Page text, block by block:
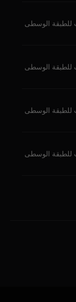
للطبقة الوسطى
للطبقة الوسطى
للطبقة الوسطى
للطبقة الوسطى